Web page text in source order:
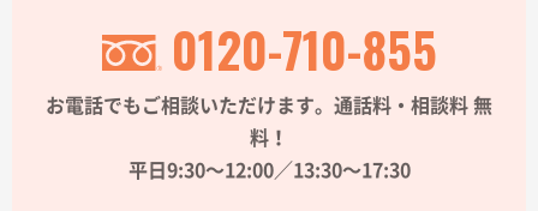
サイトメニュー
初めての方へ
0120-710-855
お電話でもご相談いただけます。通話料・相談料 無
料！
平日9:30〜12:00／13:30〜17:30